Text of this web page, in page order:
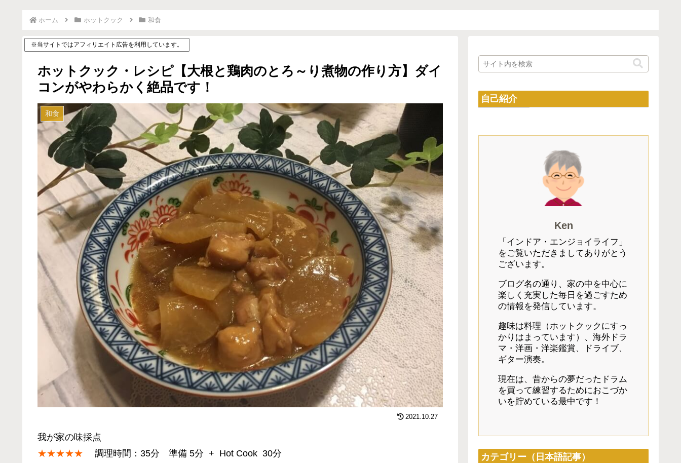
ホーム ホットクック 和食
※当サイトではアフィリエイト広告を利用しています。
ホットクック・レシピ【大根と鶏肉のとろ～り煮物の作り方】ダイ
コンがやわらかく絶品です！
和食
2021.10.27
我が家の味採点
★★★★★ 調理時間：35分 準備 5分 + Hot Cook 30分
自己紹介
Ken
「インドア・エンジョイライフ」
をご覧いただきましてありがとう
ございます。
ブログ名の通り、家の中を中心に
楽しく充実した毎日を過ごすため
の情報を発信しています。
趣味は料理（ホットクックにすっ
かりはまっています）、海外ドラ
マ・洋画・洋楽鑑賞、ドライブ、
ギター演奏。
現在は、昔からの夢だったドラム
を買って練習するためにおこづか
いを貯めている最中です！
カテゴリー（日本語記事）